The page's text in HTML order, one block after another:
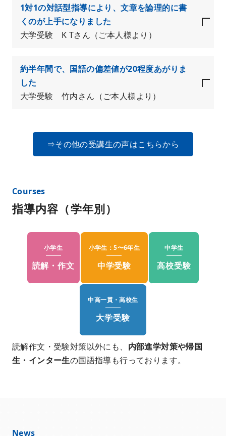
1対1の対話型指導により、文章を論理的に書
くのが上手になりました
大学受験 K Tさん（ご本人様より）
約半年間で、国語の偏差値が20程度あがりま
した
大学受験 竹内さん（ご本人様より）
⇒その他の受講生の声はこちらから
指導内容（学年別）
読解・作文 中学受験 高校受験
大学受験
読解作文・受験対策以外にも、 内部進学対策や帰国
生・インター生の国語指導も行っております。